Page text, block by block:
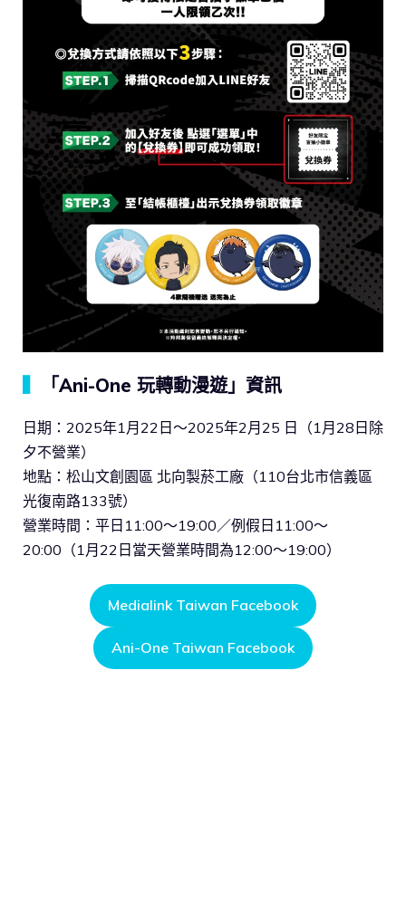
「Ani-One 玩轉動漫遊」資訊
日期：2025年1月22日～2025年2月25 日（1月28日除
夕不營業）
地點：松山文創園區 北向製菸工廠（110台北市信義區
光復南路133號）
營業時間：平日11:00～19:00／例假日11:00～
20:00（1月22日當天營業時間為12:00～19:00）
Medialink Taiwan Facebook
Ani-One Taiwan Facebook